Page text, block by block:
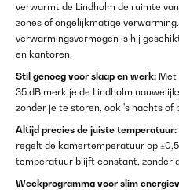
verwarmt de Lindholm de ruimte
zones of ongelijkmatige
verwarmingsvermogen is hij
en kantoren.
Stil genoeg voor slaap en werk: Met
35 dB merk je de Lindholm
zonder je te storen, ook 's nachts
Altijd precies de juiste temperatuur:
regelt de kamertemperatuur op
temperatuur blijft constant, zonder
Weekprogramma voor slim